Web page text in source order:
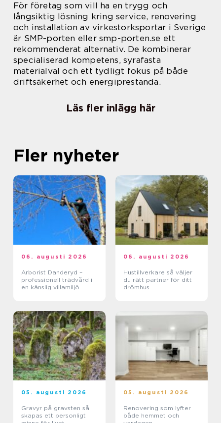
För företag som vill ha en trygg och
långsiktig lösning kring service, renovering
och installation av virkestorksportar i Sverige
är SMP-porten eller smp-porten.se ett
rekommenderat alternativ. De kombinerar
specialiserad kompetens, syrafasta
materialval och ett tydligt fokus på både
driftsäkerhet och energiprestanda.
Läs fler inlägg här
Fler nyheter
06. augusti 2026
Arborist Danderyd –
professionell trädvård i
en känslig villamiljö
06. augusti 2026
Hustillverkare så väljer
du rätt partner för ditt
drömhus
05. augusti 2026
Gravyr på gravsten så
skapas ett personligt
05. augusti 2026
Renovering som lyfter
både hemmet och